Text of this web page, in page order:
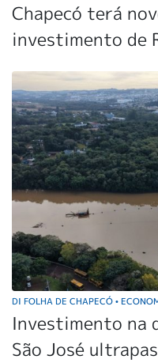
Chapecó terá
investimento de
DI FOLHA DE CHAPECÓ •
Investimento na
São José